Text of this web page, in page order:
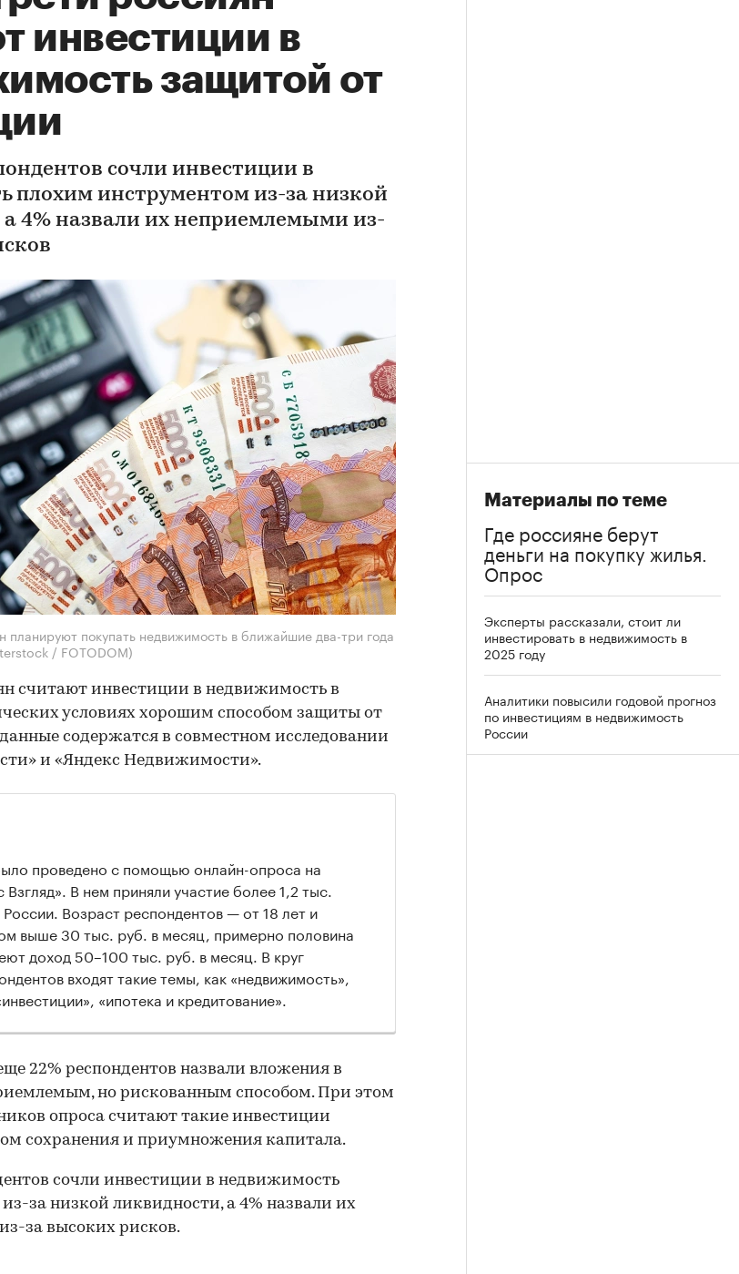
инвестиции в
защитой от
сочли инвестиции в
плохим инструментом из-за низкой
4% назвали их неприемлемыми из-
планируют покупать недвижимость в ближайшие два-три года
/ FOTODOM)
считают инвестиции в недвижимость в
условиях хорошим способом защиты от
содержатся в совместном исследовании
и «Яндекс Недвижимости».
проведено с помощью онлайн-опроса на
Взгляд». В нем приняли участие более 1,2 тыс.
России. Возраст респондентов — от 18 лет и
выше 30 тыс. руб. в месяц, примерно половина
доход 50–100 тыс. руб. в месяц. В круг
входят такие темы, как «недвижимость»,
«ипотека и кредитование».
22% респондентов назвали вложения в
но рискованным способом. При этом
опроса считают такие инвестиции
сохранения и приумножения капитала.
сочли инвестиции в недвижимость
за низкой ликвидности, а 4% назвали их
за высоких рисков.
Материалы по теме
Где россияне берут
деньги на покупку жилья.
Опрос
Эксперты рассказали, стоит ли
инвестировать в недвижимость в
2025 году
Аналитики повысили годовой прогноз
по инвестициям в недвижимость
России